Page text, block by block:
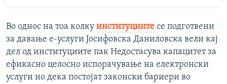
Во однос на тоа колку институциите се подготвени
за давање е-услуги Јосифовска Даниловска вели кај
дел од институциите пак Недостасува капацитет за
ефикасно целосно испорачување на електронски
услуги но дека постојат законски бариери во